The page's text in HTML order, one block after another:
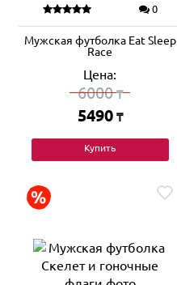
0
Мужская футболка Eat Sleep
Race
Цена:
6000₸
5490 ₸
Купить